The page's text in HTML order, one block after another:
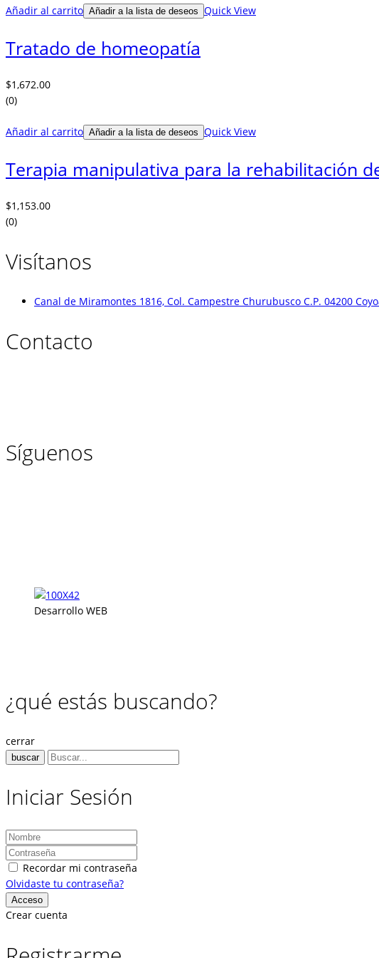
Añadir al carrito Añadir a la lista de deseos Quick View
Tratado de homeopatía
$1,672.00
(0)
Añadir al carrito Añadir a la lista de deseos Quick View
Terapia manipulativa para la rehabilitación
$1,153.00
(0)
Visítanos
Canal de Miramontes 1816, Col. Campestre Churubusco C.P. 04200
Contacto
Síguenos
Desarrollo WEB
¿qué estás buscando?
cerrar
buscar
Iniciar Sesión
Recordar mi contraseña
Olvidaste tu contraseña?
Crear cuenta